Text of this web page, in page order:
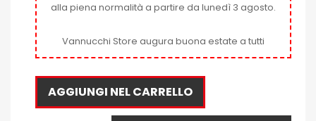
alla piena normalità a partire da lunedì 3 agosto.
Vannucchi Store augura buona estate a tutti
AGGIUNGI NEL CARRELLO